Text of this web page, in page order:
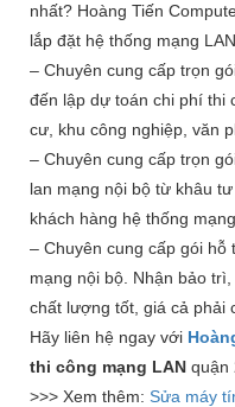
nhất? Hoàng Tiến
lắp đặt hệ thống mạng
– Chuyên cung cấp trọn
đến lập dự toán chi phí thi
cư, khu công nghiệp, văn
– Chuyên cung cấp trọn
lan mạng nội bộ từ khâu
khách hàng hệ thống
– Chuyên cung cấp gói hỗ
mạng nội bộ. Nhận bảo
chất lượng tốt, giá cả phải
Hãy liên hệ ngay với
thi công mạng LAN quận
>>> Xem thêm: Sửa máy